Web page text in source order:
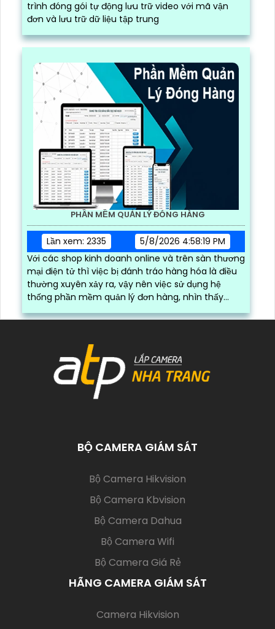
trình đóng gói tự động lưu trữ video với mã vận
đơn và lưu trữ dữ liệu tập trung
PHẦN MỀM QUẢN LÝ ĐÓNG HÀNG
Lần xem: 2335
5/8/2026 4:58:19 PM
Với các shop kinh doanh online và trên sàn thương
mại điện tử thì việc bị đánh tráo hàng hóa là điều
thường xuyên xảy ra, vậy nên việc sử dụng hệ
thống phần mềm quản lý đơn hàng, nhìn thấy
là quy trình đóng gói cũng được ghi lại một cách
BỘ CAMERA GIÁM SÁT
Bộ Camera Hikvision
Bộ Camera Kbvision
Bộ Camera Dahua
Bộ Camera Wifi
Bộ Camera Giá Rẻ
HÃNG CAMERA GIÁM SÁT
Camera Hikvision(current)